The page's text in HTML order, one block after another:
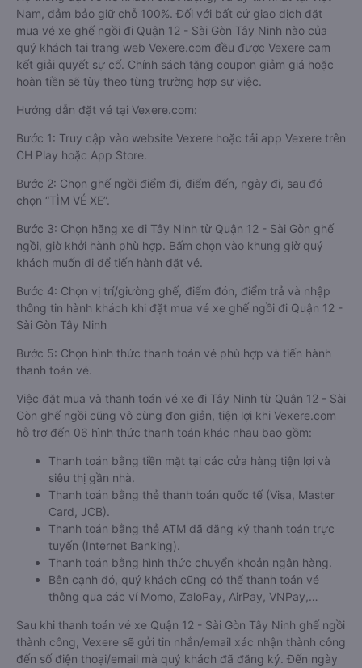
Nam, đảm bảo giữ chỗ 100%. Đối với bất cứ giao dịch đặt
mua vé xe ghế ngồi đi Quận 12 - Sài Gòn Tây Ninh nào của
quý khách tại trang web Vexere.com đều được Vexere cam
kết giải quyết sự cố. Chính sách tặng coupon giảm giá hoặc
hoàn tiền sẽ tùy theo từng trường hợp sự việc.
Hướng dẫn đặt vé tại Vexere.com:
Bước 1: Truy cập vào website Vexere hoặc tải app Vexere trên
CH Play hoặc App Store.
Bước 2: Chọn ghế ngồi điểm đi, điểm đến, ngày đi, sau đó
chọn “TÌM VÉ XE”.
Bước 3: Chọn hãng xe đi Tây Ninh từ Quận 12 - Sài Gòn ghế
ngồi, giờ khởi hành phù hợp. Bấm chọn vào khung giờ quý
khách muốn đi để tiến hành đặt vé.
Bước 4: Chọn vị trí/giường ghế, điểm đón, điểm trả và nhập
thông tin hành khách khi đặt mua vé xe ghế ngồi đi Quận 12 -
Sài Gòn Tây Ninh
Bước 5: Chọn hình thức thanh toán vé phù hợp và tiến hành
thanh toán vé.
Việc đặt mua và thanh toán vé xe đi Tây Ninh từ Quận 12 - Sài
Gòn ghế ngồi cũng vô cùng đơn giản, tiện lợi khi Vexere.com
hỗ trợ đến 06 hình thức thanh toán khác nhau bao gồm:
Thanh toán bằng tiền mặt tại các cửa hàng tiện lợi và
siêu thị gần nhà.
Thanh toán bằng thẻ thanh toán quốc tế (Visa, Master
Card, JCB).
Thanh toán bằng thẻ ATM đã đăng ký thanh toán trực
tuyến (Internet Banking).
Thanh toán bằng hình thức chuyển khoản ngân hàng.
Bên cạnh đó, quý khách cũng có thể thanh toán vé
thông qua các ví Momo, ZaloPay, AirPay, VNPay,…
Sau khi thanh toán vé xe Quận 12 - Sài Gòn Tây Ninh ghế ngồi
thành công, Vexere sẽ gửi tin nhắn/email xác nhận thành công
đến số điện thoại/email mà quý khách đã đăng ký. Đến ngày